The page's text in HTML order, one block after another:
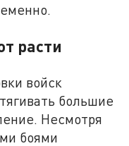
расти
войск
большие
Несмотря
боями